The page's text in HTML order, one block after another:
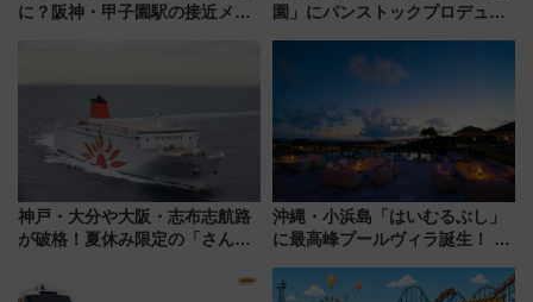
に？阪神・甲子園駅の接近メロ
園」にパンストックプロデュー
オープン 秋からはビストロ営業
神戸・大分や大阪・志布志航路
が破格！夏休み限定の「さんふ
ート 夕朝食ビュッフェ付きで
沖縄・小浜島「はいむるぶし」
に最高峰プールヴィラ誕生！ 石
美旅「何もしない贅沢」を体験